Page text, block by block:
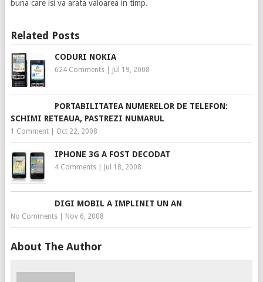
buna care isi va arata valoarea in timp.
Related Posts
CODURI NOKIA
624 Comments| Jul 19, 2008
PORTABILITATEA NUMERELOR DE TELEFON:
SCHIMI RETEAUA, PASTREZI NUMARUL
1 Comment| Oct 22, 2008
IPHONE 3G A FOST DECODAT
4 Comments| Jul 18, 2008
DIGI MOBIL A IMPLINIT UN AN
No Comments| Nov 6, 2008
About The Author